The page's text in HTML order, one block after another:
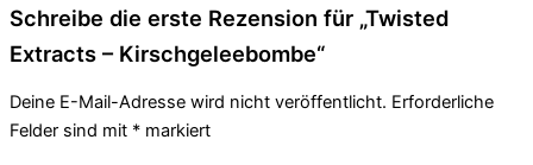
Schreibe die erste Rezension für „Twisted
Extracts – Kirschgeleebombe“
Deine E-Mail-Adresse wird nicht veröffentlicht. Erforderliche
Felder sind mit * markiert